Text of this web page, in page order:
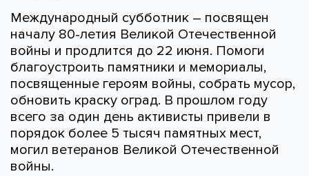
Международный субботник – посвящен
началу 80-летия Великой Отечественной
войны и продлится до 22 июня. Помоги
благоустроить памятники и мемориалы,
посвященные героям войны, собрать мусор,
обновить краску оград. В прошлом году
всего за один день активисты привели в
порядок более 5 тысяч памятных мест,
могил ветеранов Великой Отечественной
войны.